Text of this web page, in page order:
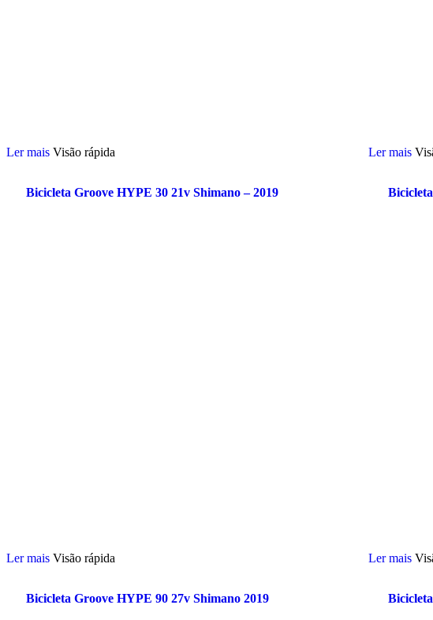
Ler mais Visão rápida
Bicicleta Groove HYPE 30 21v Shimano – 2019
Ler mais
Ler mais Visão rápida
Bicicleta Groove HYPE 90 27v Shimano 2019
Ler mais